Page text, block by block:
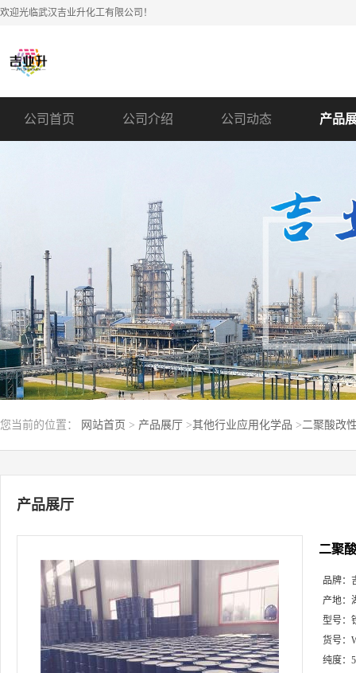
欢迎光临武汉吉业升化工有限公司！
公司首页 公司介绍 公司动态 产品
您当前的位置： 网站首页 > 产品展厅 >其他行业应用化学品 >二聚酸改
产品展厅
二聚
品牌：
产地：
型号：
货号：
纯度：